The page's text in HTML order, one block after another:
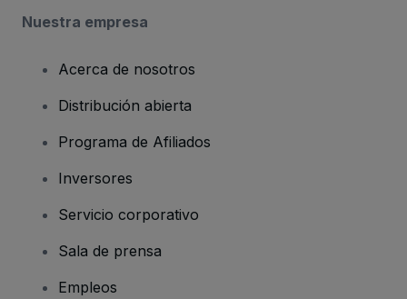
Nuestra empresa
Acerca de nosotros
Distribución abierta
Programa de Afiliados
Inversores
Servicio corporativo
Sala de prensa
Empleos